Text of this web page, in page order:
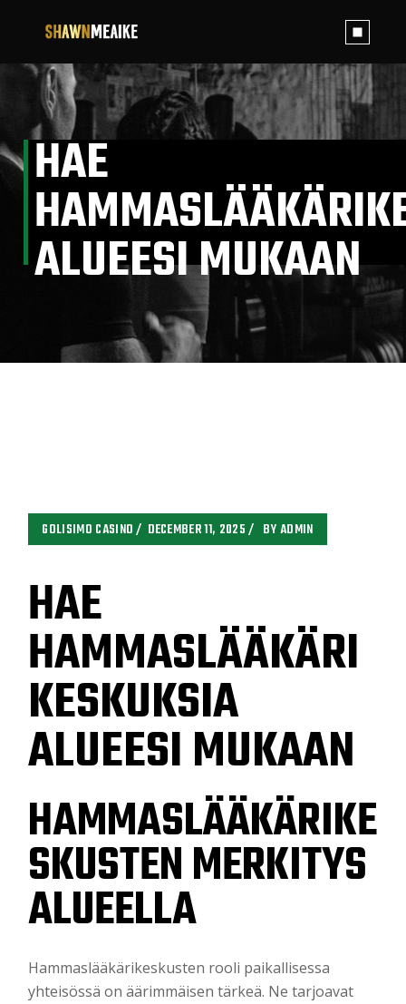
HAE
ALUEESI MUKAAN
GOLISIMO CASINO DECEMBER 11, 2025 BYADMIN
HAE
HAMMASLÄÄKÄRI
KESKUKSIA
ALUEESI MUKAAN
HAMMASLÄÄKÄRIKE
SKUSTEN MERKITYS
ALUEELLA
Hammaslääkärikeskusten rooli paikallisessa
yhteisössä on äärimmäisen tärkeä. Ne tarjoavat